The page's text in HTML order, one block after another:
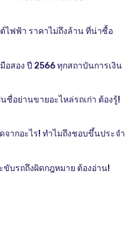
ไฟฟ้า ราคาไม่ถึงล้าน ที่น่าซื้อ
อสอง ปี 2566 ทุกสถาบันการเงิน
ชื่อย่านขายอะไหล่รถเก่า ต้องรู้!
จากอะไร! ทำไมถึงชอบขึ้นประจำ
ขับรถถึงผิดกฎหมาย ต้องอ่าน!